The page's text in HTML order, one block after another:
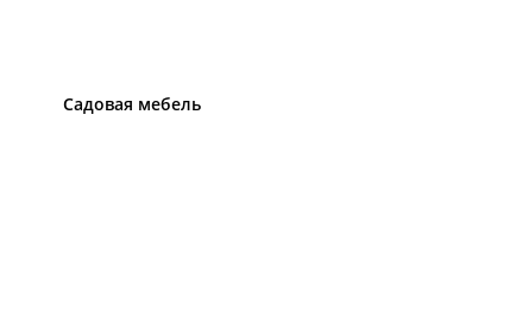
Садовая мебель